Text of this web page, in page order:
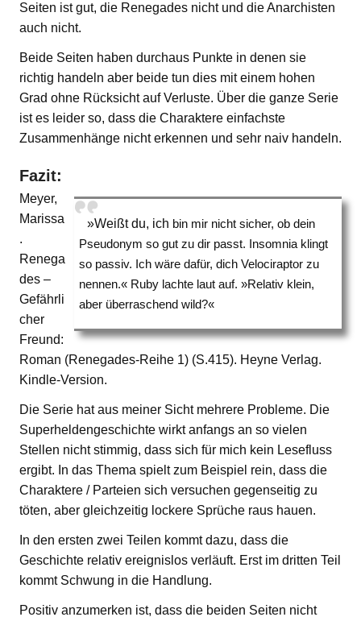
Seiten ist gut, die Renegades nicht und die Anarchisten
auch nicht.
Beide Seiten haben durchaus Punkte in denen sie
richtig handeln aber beide tun dies mit einem hohen
Grad ohne Rücksicht auf Verluste. Über die ganze Serie
ist es leider so, dass die Charaktere einfachste
Zusammenhänge nicht erkennen und sehr naiv handeln.
Fazit:
»Weißt du, ich bin mir nicht sicher, ob dein
Pseudonym so gut zu dir passt. Insomnia klingt
so passiv. Ich wäre dafür, dich Velociraptor zu
nennen.« Ruby lachte laut auf. »Relativ klein,
aber überraschend wild?«
Meyer,
Marissa
.
Renega
des –
Gefährli
cher
Freund:
Roman (Renegades-Reihe 1) (S.415). Heyne Verlag.
Kindle-Version.
Die Serie hat aus meiner Sicht mehrere Probleme. Die
Superheldengeschichte wirkt anfangs an so vielen
Stellen nicht stimmig, dass sich für mich kein Lesefluss
ergibt. In das Thema spielt zum Beispiel rein, dass die
Charaktere / Parteien sich versuchen gegenseitig zu
töten, aber gleichzeitig lockere Sprüche raus hauen.
In den ersten zwei Teilen kommt dazu, dass die
Geschichte relativ ereignislos verläuft. Erst im dritten Teil
kommt Schwung in die Handlung.
Positiv anzumerken ist, dass die beiden Seiten nicht